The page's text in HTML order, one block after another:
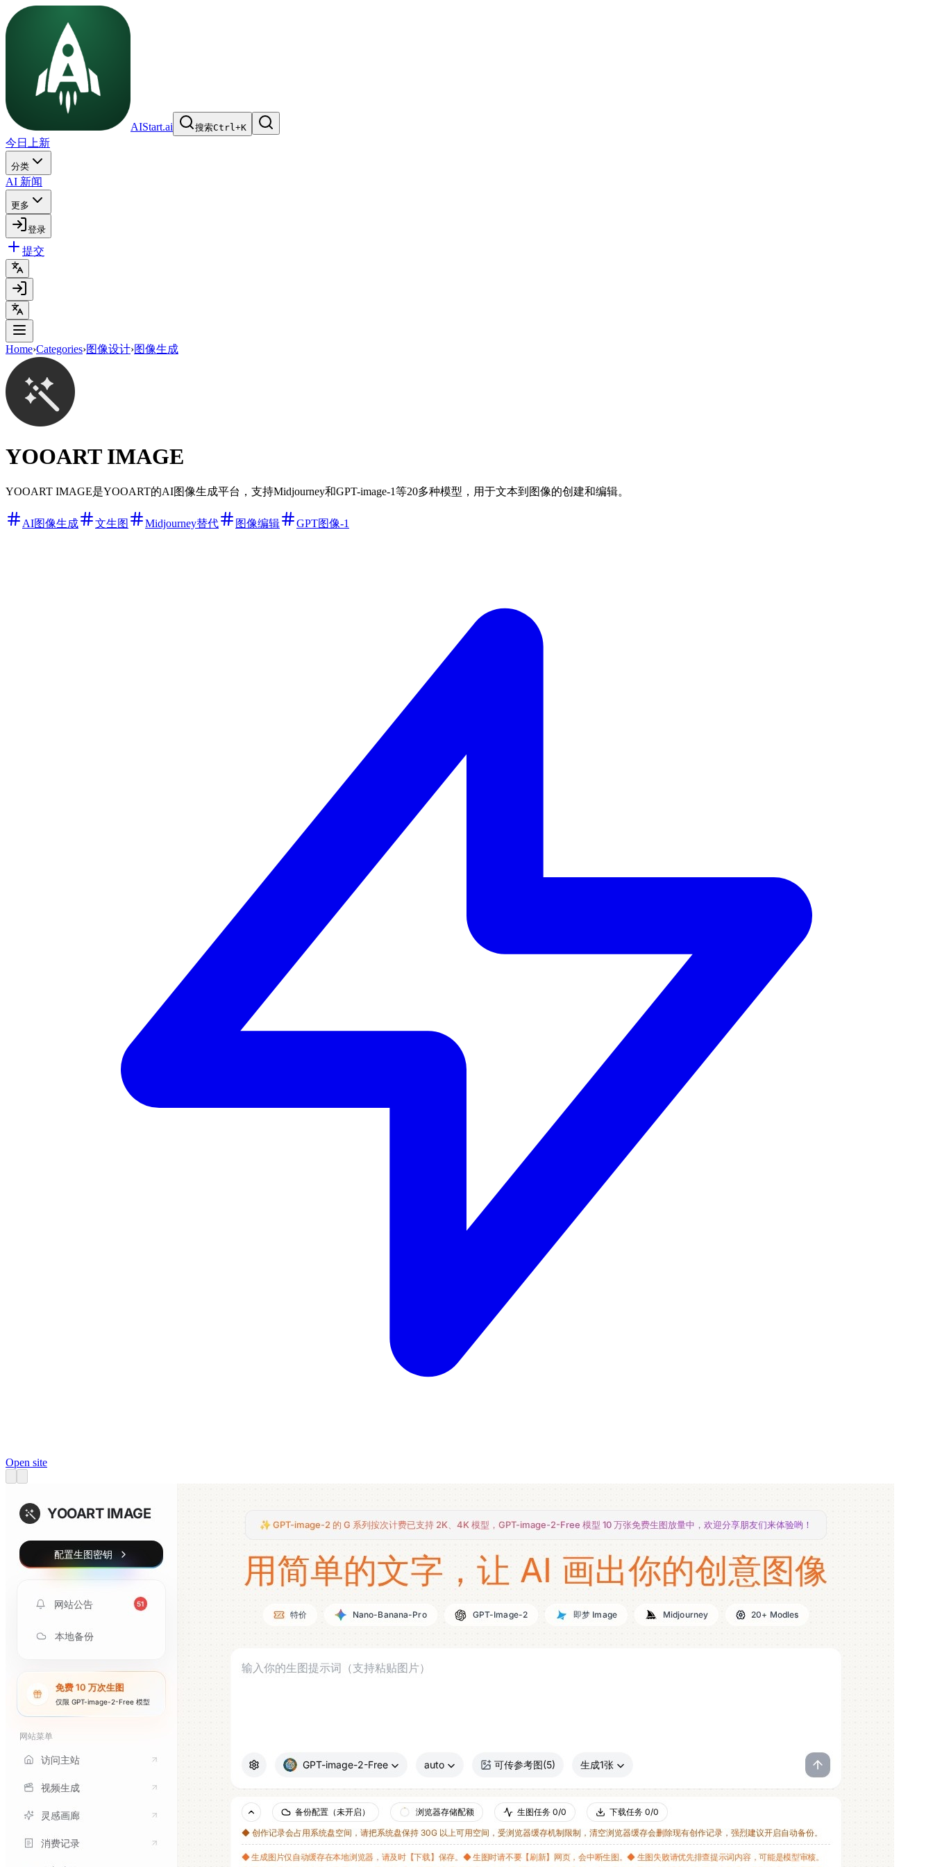
AIStart.ai 搜索Ctrl+K
今日上新
分类
AI 新闻
更多
登录
提交
Home›Categories›图像设计›图像生成
YOOART IMAGE
YOOART IMAGE是YOOART的AI图像生成平台，支持Midjourney和GPT-image-1等20多种模型，用于文本到图像的创建和编辑。
AI图像生成 文生图 Midjourney替代 图像编辑 GPT图像-1
Open site